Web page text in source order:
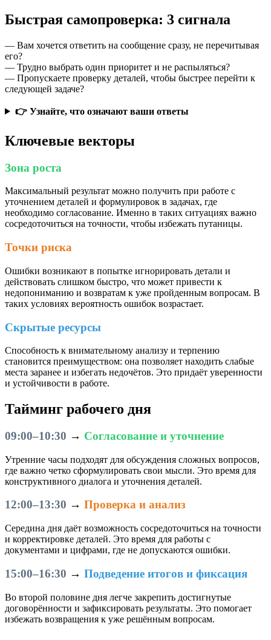
Быстрая самопроверка: 3 сигнала
— Вам хочется ответить на сообщение сразу, не перечитывая
его?
— Трудно выбрать один приоритет и не распыляться?
— Пропускаете проверку деталей, чтобы быстрее перейти к
следующей задаче?
👉 Узнайте, что означают ваши ответы
Ключевые векторы
Зона роста
Максимальный результат можно получить при работе с
уточнением деталей и формулировок в задачах, где
необходимо согласование. Именно в таких ситуациях важно
сосредоточиться на точности, чтобы избежать путаницы.
Точки риска
Ошибки возникают в попытке игнорировать детали и
действовать слишком быстро, что может привести к
недопониманию и возвратам к уже пройденным вопросам. В
таких условиях вероятность ошибок возрастает.
Скрытые ресурсы
Способность к внимательному анализу и терпению
становится преимуществом: она позволяет находить слабые
места заранее и избегать недочётов. Это придаёт уверенности
и устойчивости в работе.
Тайминг рабочего дня
09:00–10:30 → Согласование и уточнение
Утренние часы подходят для обсуждения сложных вопросов,
где важно четко сформулировать свои мысли. Это время для
конструктивного диалога и уточнения деталей.
12:00–13:30 → Проверка и анализ
Середина дня даёт возможность сосредоточиться на точности
и корректировке деталей. Это время для работы с
документами и цифрами, где не допускаются ошибки.
15:00–16:30 → Подведение итогов и фиксация
Во второй половине дня легче закрепить достигнутые
договорённости и зафиксировать результаты. Это помогает
избежать возвращения к уже решённым вопросам.